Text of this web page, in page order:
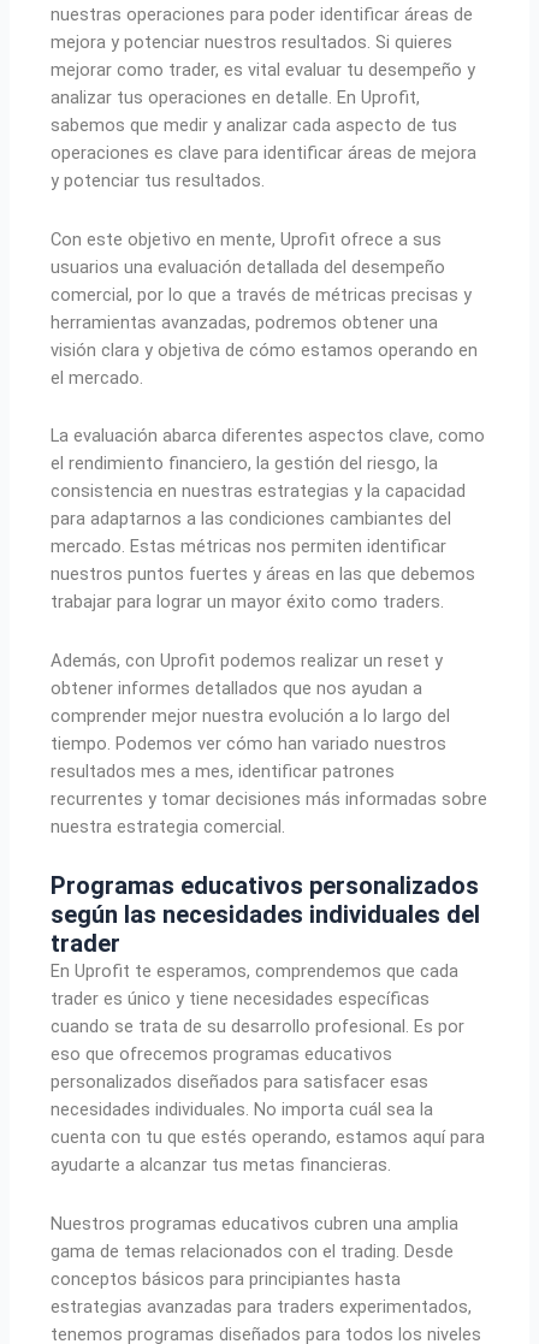
nuestras operaciones para poder identificar áreas de
mejora y potenciar nuestros resultados. Si quieres
mejorar como trader, es vital evaluar tu desempeño y
analizar tus operaciones en detalle. En Uprofit,
sabemos que medir y analizar cada aspecto de tus
operaciones es clave para identificar áreas de mejora
y potenciar tus resultados.
Con este objetivo en mente, Uprofit ofrece a sus
usuarios una evaluación detallada del desempeño
comercial, por lo que a través de métricas precisas y
herramientas avanzadas, podremos obtener una
visión clara y objetiva de cómo estamos operando en
el mercado.
La evaluación abarca diferentes aspectos clave, como
el rendimiento financiero, la gestión del riesgo, la
consistencia en nuestras estrategias y la capacidad
para adaptarnos a las condiciones cambiantes del
mercado. Estas métricas nos permiten identificar
nuestros puntos fuertes y áreas en las que debemos
trabajar para lograr un mayor éxito como traders.
Además, con Uprofit podemos realizar un reset y
obtener informes detallados que nos ayudan a
comprender mejor nuestra evolución a lo largo del
tiempo. Podemos ver cómo han variado nuestros
resultados mes a mes, identificar patrones
recurrentes y tomar decisiones más informadas sobre
nuestra estrategia comercial.
Programas educativos personalizados
según las necesidades individuales del
trader
En Uprofit te esperamos, comprendemos que cada
trader es único y tiene necesidades específicas
cuando se trata de su desarrollo profesional. Es por
eso que ofrecemos programas educativos
personalizados diseñados para satisfacer esas
necesidades individuales. No importa cuál sea la
cuenta con tu que estés operando, estamos aquí para
ayudarte a alcanzar tus metas financieras.
Nuestros programas educativos cubren una amplia
gama de temas relacionados con el trading. Desde
conceptos básicos para principiantes hasta
estrategias avanzadas para traders experimentados,
tenemos programas diseñados para todos los niveles